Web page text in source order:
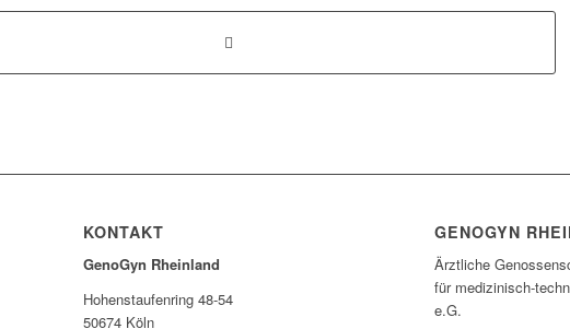
KONTAKT
GenoGyn Rheinland
Hohenstaufenring 48-54
50674 Köln
GENOGYN
Ärztliche
für medizinisch-
e.G.